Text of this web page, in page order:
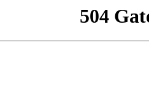
504